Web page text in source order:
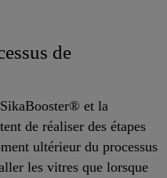
de
et la
de réaliser des étapes
ultérieur du processus
les vitres que lorsque